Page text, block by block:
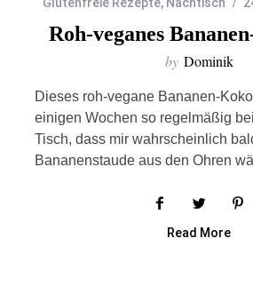
Roh-veganes
by Dominik
Dieses roh-vegane Bananen-
einigen Wochen so regelmäßig
Tisch, dass mir wahrscheinlich
Bananenstaude aus den Ohren
Read More